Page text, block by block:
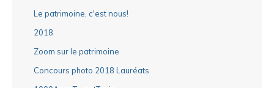
Le patrimoine, c'est nous!
2018
Zoom sur le patrimoine
Concours photo 2018 Lauréats